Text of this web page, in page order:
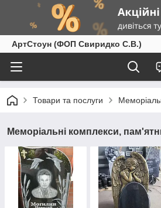
АртСтоун (ФОП Свиридко С.В.)
Товари та послуги
Меморіальні комплекси,